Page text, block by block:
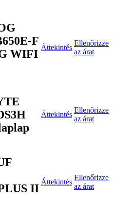
F
WIFI
Áttekintés
Ellenőrizze
az árat
Áttekintés
Ellenőrizze
az árat
II
Áttekintés
Ellenőrizze
az árat